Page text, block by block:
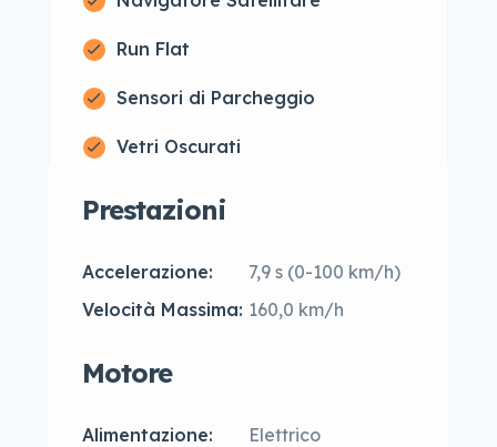
Run Flat
Sensori di Parcheggio
Vetri Oscurati
Prestazioni
Accelerazione:
7,9 s (0-100 km/h)
Velocità Massima: 160,0 km/h
Motore
Alimentazione:
Elettrico